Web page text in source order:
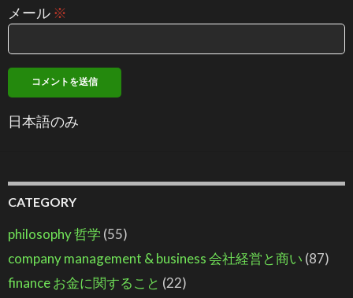
メール ※
日本語のみ
CATEGORY
philosophy 哲学 (55)
company management & business 会社経営と商い (87)
finance お金に関すること (22)